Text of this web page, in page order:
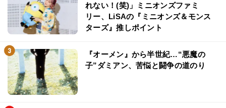
れない！(笑)」ミニオンズファミ
リー、LiSAの『ミニオンズ＆モンス
ターズ』推しポイント
『オーメン』から半世紀…“悪魔の
子”ダミアン、苦悩と闘争の道のり